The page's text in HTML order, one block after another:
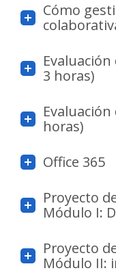
Cómo
3 horas)
horas)
Office 365
Proyecto
Módulo I:
Proyecto
Módulo II: